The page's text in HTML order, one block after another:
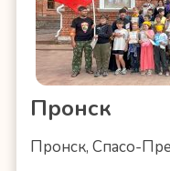
Пронск
Пронск, Спасо-